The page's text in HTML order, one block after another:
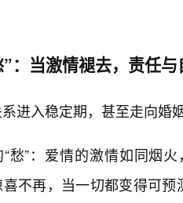
：当激情褪去，责任
进入稳定期，甚至走向婚
“愁”：爱情的激情如同烟
不再，当一切都变得可